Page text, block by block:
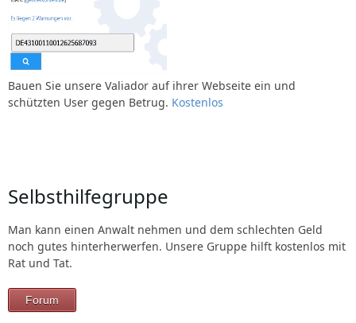
Bauen Sie unsere Valiador auf ihrer Webseite ein und
schützten User gegen Betrug. Kostenlos
Selbsthilfegruppe
Man kann einen Anwalt nehmen und dem schlechten Geld
noch gutes hinterherwerfen. Unsere Gruppe hilft kostenlos mit
Rat und Tat.
Forum